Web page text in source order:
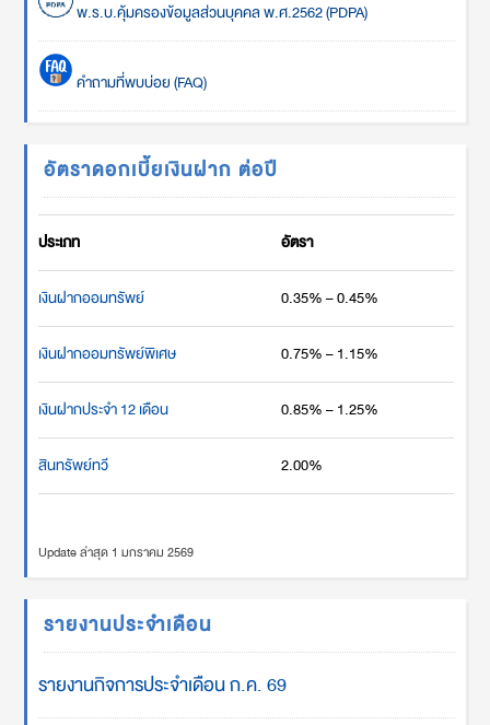
พ.ร.บ.คุ้มครองข้อมูลส่วนบุคคล พ.ศ.2562 (PDPA)
คำถามที่พบบ่อย (FAQ)
อัตราดอกเบี้ยเงินฝาก ต่อปี
ประเภท อัตรา
เงินฝากออมทรัพย์ 0.35% – 0.45%
เงินฝากออมทรัพย์พิเศษ 0.75% – 1.15%
เงินฝากประจำ 12 เดือน 0.85% – 1.25%
สินทรัพย์ทวี 2.00%
Update ล่าสุด 1 มกราคม 2569
รายงานประจำเดือน
รายงานกิจการประจำเดือน ก.ค. 69